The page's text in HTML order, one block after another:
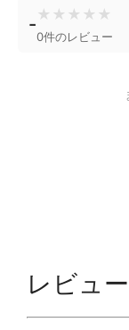
- ★ ★ ★ ★ ★
0件のレビュー
レビュー